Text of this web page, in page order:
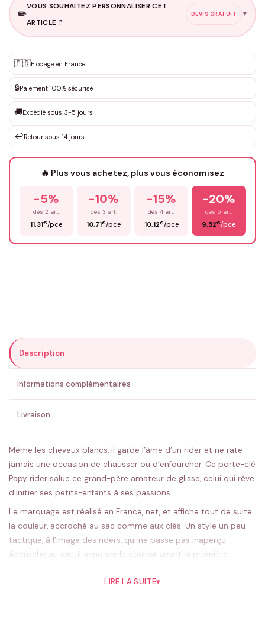
✏️
VOUS SOUHAITEZ PERSONNALISER CET
ARTICLE ?
DEVIS GRATUIT ▼
✨ Personnalisation sur mesure
DEVIS GRATUIT · Personnalisation de 3 à 10€ selon la demande
Que souhaitez-vous ?*
Votre texte / idée*
Prénom*
ENVOYER MA DEMANDE ✨
💚 Retour sous 24-48h🇫🇷 Flocage en France✅ Validation avant fabrication
🇫🇷Flocage en France
🔒Paiement 100% sécurisé
🚚Expédié sous 3-5 jours
↩️Retour sous 14 jours
🔥 Plus vous achetez, plus vous économisez
-5%
dès 2 art.
11,31€/pce
-10%
dès 3 art.
10,71€/pce
-15%
dès 4 art.
10,12€/pce
-20%
dès 5 art.
9,52€/pce
Description
Informations complémentaires
Livraison
Même les cheveux blancs, il garde l’âme d’un rider et ne rate
jamais une occasion de chausser ou d’enfourcher. Ce porte-clé
Papy rider salue ce grand-père amateur de glisse, celui qui rêve
d’initier ses petits-enfants à ses passions.
Le marquage est réalisé en France, net, et affiche tout de suite
la couleur, accroché au sac comme aux clés. Un style un peu
tactique, à l’image des riders, qui ne passe pas inaperçu.
Accroché au sac, il annonce la couleur avant la première
Le noir, sobre et affirmé, reste le préféré des riders, le rouge ou
LIRE LA SUITE▾